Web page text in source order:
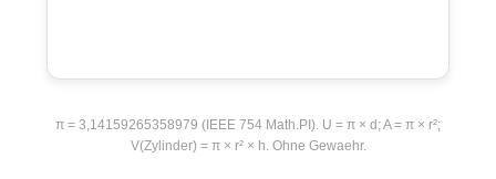
π = 3,14159265358979 (IEEE 754 Math.PI). U = π × d; A = π × r²;
V(Zylinder) = π × r² × h. Ohne Gewaehr.